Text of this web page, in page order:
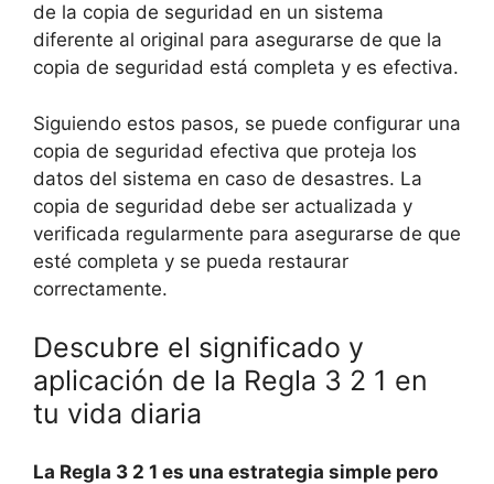
de la copia de seguridad en un sistema
diferente al original para asegurarse de que la
copia de seguridad está completa y es efectiva.
Siguiendo estos pasos, se puede configurar una
copia de seguridad efectiva que proteja los
datos del sistema en caso de desastres. La
copia de seguridad debe ser actualizada y
verificada regularmente para asegurarse de que
esté completa y se pueda restaurar
correctamente.
Descubre el significado y
aplicación de la Regla 3 2 1 en
tu vida diaria
La Regla 3 2 1 es una estrategia simple pero